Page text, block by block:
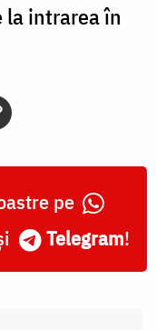
intrarea în
pe
Telegram!